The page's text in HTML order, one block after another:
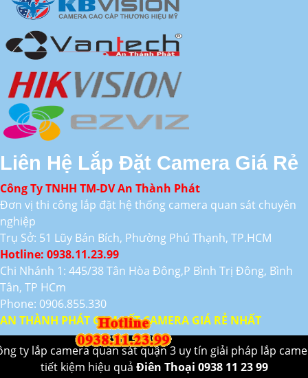
Liên Hệ Lắp Đặt Camera Giá Rẻ
Công Ty TNHH TM-DV An Thành Phát
Đơn vị thi công lắp đặt hệ thống camera quan sát chuyên
nghiệp
Trụ Sở: 51 Lũy Bán Bích, Phường Phú Thạnh, TP.HCM
Hotline: 0938.11.23.99
Chi Nhánh 1: 445/38 Tân Hòa Đông,P Bình Trị Đông, Bình
Tân, TP HCm
Phone: 0906.855.330
AN THÀNH PHÁT CAM KẾT CAMERA GIÁ RẺ NHẤT
ty lắp camera quan sát quận 3 uy tín giải pháp lắp
tiết kiệm hiệu quả Điên Thoại 0938 11 23 99